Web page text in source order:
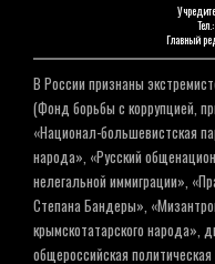
Главный
В России признаны
(Фонд борьбы с коррупцией,
«Национал-большевистская
народа», «Русский
нелегальной иммиграции»,
Степана Бандеры»,
крымскотатарского народа»,
общероссийская